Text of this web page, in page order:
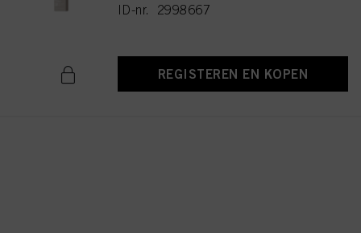
ID-nr. 2998667
REGISTEREN EN KOPEN